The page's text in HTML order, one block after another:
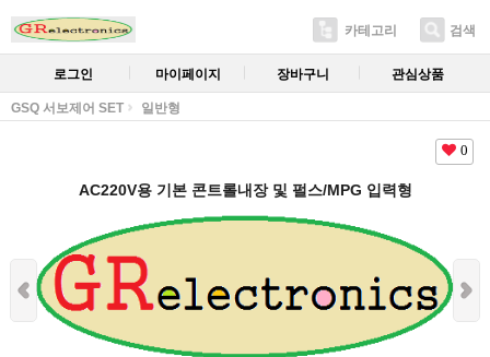
카테고리 검색
로그인 마이페이지 장바구니 관심상품
GSQ 서보제어 SET 일반형
0
AC220V용 기본 콘트롤내장 및 펄스/MPG 입력형